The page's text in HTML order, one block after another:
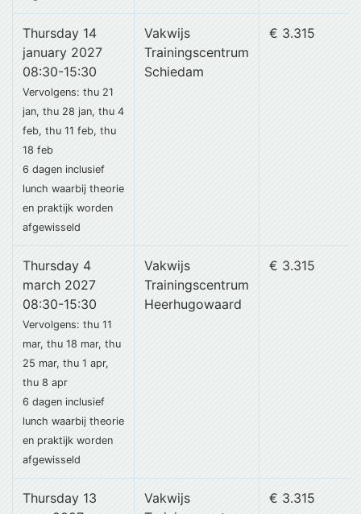
Thursday 14
january 2027
08:30-15:30
Vervolgens: thu 21
jan, thu 28 jan, thu 4
feb, thu 11 feb, thu
18 feb
6 dagen inclusief
lunch waarbij theorie
en praktijk worden
afgewisseld
Vakwijs
Trainingscentrum
Schiedam
€ 3.315
Thursday 4
march 2027
08:30-15:30
Vervolgens: thu 11
mar, thu 18 mar, thu
25 mar, thu 1 apr,
thu 8 apr
6 dagen inclusief
lunch waarbij theorie
en praktijk worden
afgewisseld
Vakwijs
Trainingscentrum
Heerhugowaard
€ 3.315
Thursday 13
Vakwijs
€ 3.315